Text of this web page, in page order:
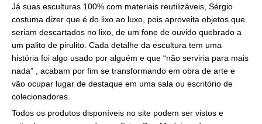
Já suas esculturas 100% com materiais reutilizáveis, Sérgio
costuma dizer que é do lixo ao luxo, pois aproveita objetos que
seriam descartados no lixo, de um fone de ouvido quebrado a
um palito de pirulito. Cada detalhe da escultura tem uma
história foi algo usado por alguém e que “não serviria para mais
nada” , acabam por fim se transformando em obra de arte e
vão ocupar lugar de destaque em uma sala ou escritório de
colecionadores.
Todos os produtos disponíveis no site podem ser vistos e